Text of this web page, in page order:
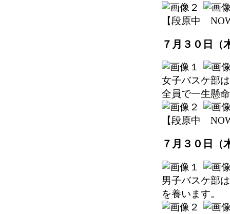
【段原中
７月３０日（
女子バスケ部
全員で一生懸
【段原中
７月３０日（
男子バスケ部
を養います。